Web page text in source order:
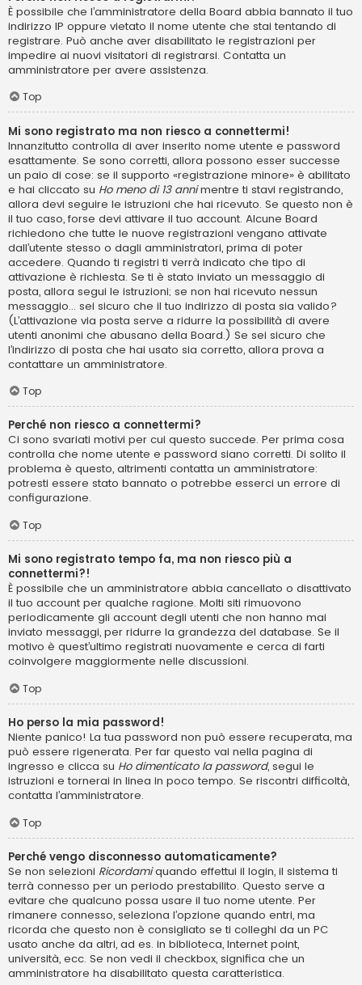
È possibile che l’amministratore della Board abbia bannato il tuo
indirizzo IP oppure vietato il nome utente che stai tentando di
registrare. Può anche aver disabilitato le registrazioni per
impedire ai nuovi visitatori di registrarsi. Contatta un
amministratore per avere assistenza.
Top
Mi sono registrato ma non riesco a connettermi!
Innanzitutto controlla di aver inserito nome utente e password
esattamente. Se sono corretti, allora possono esser successe
un paio di cose: se il supporto «registrazione minore» è abilitato
e hai cliccato su Ho meno di 13 annimentre ti stavi registrando,
allora devi seguire le istruzioni che hai ricevuto. Se questo non è
il tuo caso, forse devi attivare il tuo account. Alcune Board
richiedono che tutte le nuove registrazioni vengano attivate
dall’utente stesso o dagli amministratori, prima di poter
accedere. Quando ti registri ti verrà indicato che tipo di
attivazione è richiesta. Se ti è stato inviato un messaggio di
posta, allora segui le istruzioni; se non hai ricevuto nessun
messaggio... sei sicuro che il tuo indirizzo di posta sia valido?
(L’attivazione via posta serve a ridurre la possibilità di avere
utenti anonimi che abusano della Board.) Se sei sicuro che
l’indirizzo di posta che hai usato sia corretto, allora prova a
contattare un amministratore.
Top
Perché non riesco a connettermi?
Ci sono svariati motivi per cui questo succede. Per prima cosa
controlla che nome utente e password siano corretti. Di solito il
problema è questo, altrimenti contatta un amministratore:
potresti essere stato bannato o potrebbe esserci un errore di
configurazione.
Top
Mi sono registrato tempo fa, ma non riesco più a
connettermi?!
È possibile che un amministratore abbia cancellato o disattivato
il tuo account per qualche ragione. Molti siti rimuovono
periodicamente gli account degli utenti che non hanno mai
inviato messaggi, per ridurre la grandezza del database. Se il
motivo è quest’ultimo registrati nuovamente e cerca di farti
coinvolgere maggiormente nelle discussioni.
Top
Ho perso la mia password!
Niente panico! La tua password non può essere recuperata, ma
può essere rigenerata. Per far questo vai nella pagina di
ingresso e clicca su Ho dimenticato la password, segui le
istruzioni e tornerai in linea in poco tempo. Se riscontri difficoltà,
contatta l’amministratore.
Top
Perché vengo disconnesso automaticamente?
Se non selezioni Ricordamiquando effettui il login, il sistema ti
terrà connesso per un periodo prestabilito. Questo serve a
evitare che qualcuno possa usare il tuo nome utente. Per
rimanere connesso, seleziona l’opzione quando entri, ma
ricorda che questo non è consigliato se ti colleghi da un PC
usato anche da altri, ad es. in biblioteca, Internet point,
università, ecc. Se non vedi il checkbox, significa che un
amministratore ha disabilitato questa caratteristica.